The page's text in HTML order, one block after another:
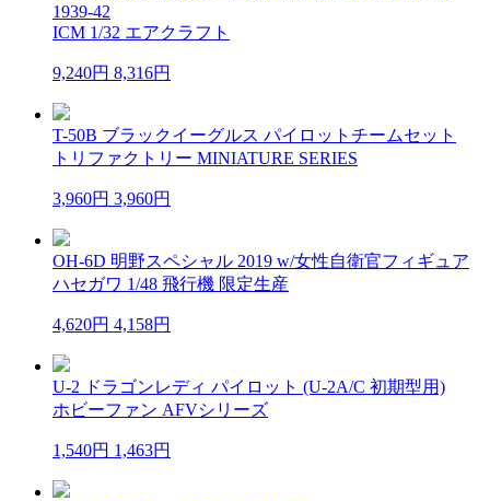
1939-42
ICM 1/32 エアクラフト
9,240円 8,316円
T-50B ブラックイーグルス パイロットチームセット
トリファクトリー MINIATURE SERIES
3,960円 3,960円
OH-6D 明野スペシャル 2019 w/女性自衛官フィギュア
ハセガワ 1/48 飛行機 限定生産
4,620円 4,158円
U-2 ドラゴンレディ パイロット (U-2A/C 初期型用)
ホビーファン AFVシリーズ
1,540円 1,463円